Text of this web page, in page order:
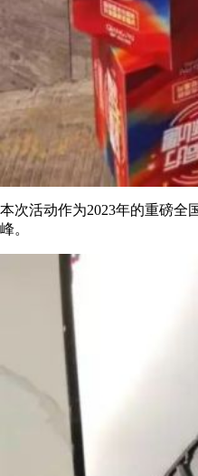
本次活动作为2023年的重磅全
峰。